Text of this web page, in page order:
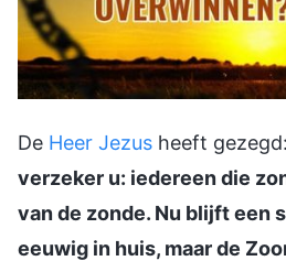
De Heer Jezus heeft
verzeker u: iedereen die
van de zonde. Nu blijft een
eeuwig in huis, maar de